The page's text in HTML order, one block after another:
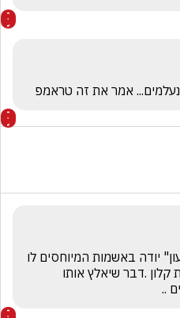
נעלמים... אמר את זה טראמפ
..